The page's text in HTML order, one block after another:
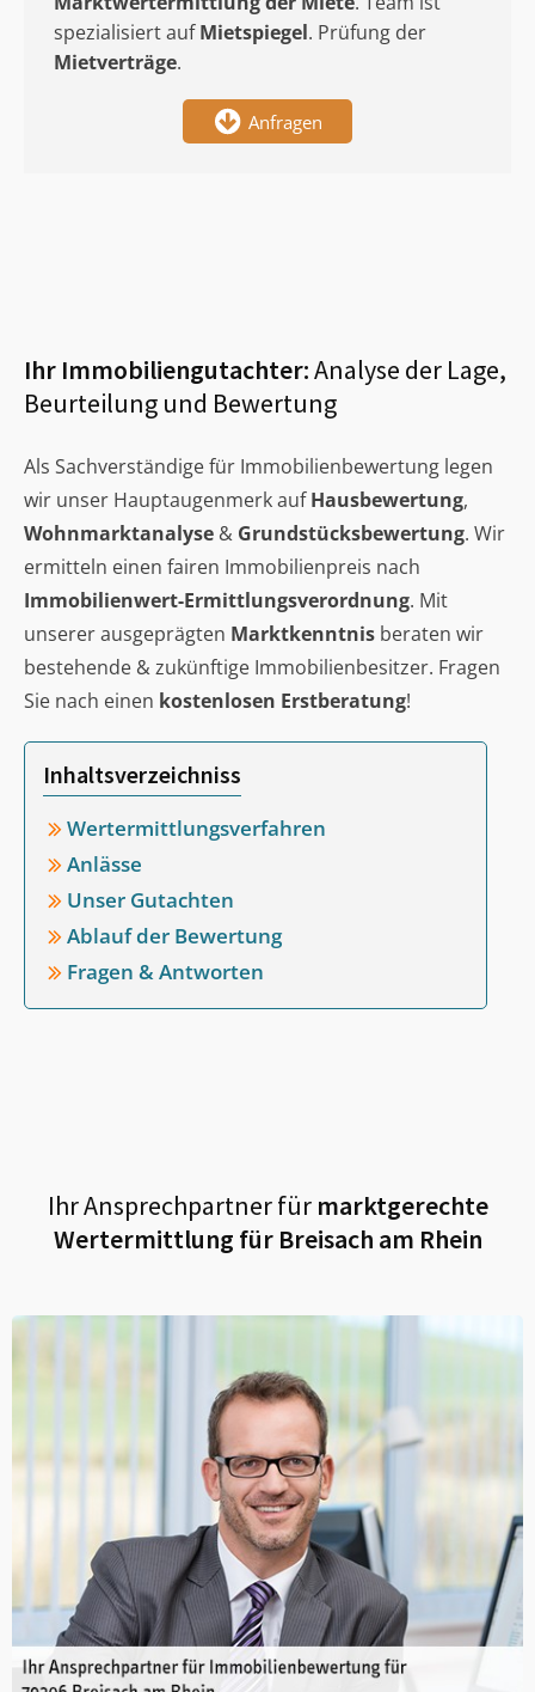
spezialisiert aufMietspiegel. Prüfung der
Mietverträge.
Anfragen
Ihr Immobiliengutachter:Analyse der Lage,
Beurteilung und Bewertung
Als Sachverständige für Immobilienbewertung legen
wir unser Hauptaugenmerk aufHausbewertung,
Wohnmarktanalyse & Grundstücksbewertung. Wir
ermitteln einen fairen Immobilienpreis nach
Immobilienwert-Ermittlungsverordnung. Mit
unserer ausgeprägten Marktkenntnis beraten wir
bestehende & zukünftige Immobilienbesitzer. Fragen
Sie nach einen kostenlosen Erstberatung!
Inhaltsverzeichniss
Wertermittlungsverfahren
Anlässe
Unser Gutachten
Ablauf der Bewertung
Fragen & Antworten
Ihr Ansprechpartner fürmarktgerechte
Wertermittlung für Breisach am Rhein